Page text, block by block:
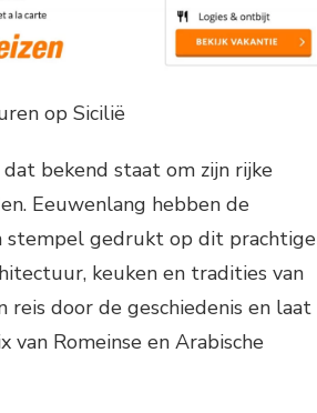
op Sicilië
bekend staat om zijn rijke
Eeuwenlang hebben de
stempel gedrukt op dit prachtige
keuken en tradities van
door de geschiedenis en laat
van Romeinse en Arabische